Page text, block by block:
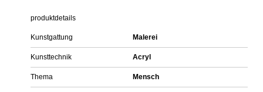
produktdetails
Kunstgattung Malerei
Kunsttechnik Acryl
Thema Mensch